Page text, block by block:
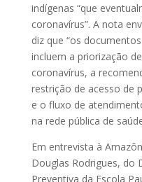
indígenas “que
coronavírus”. A nota
diz que “os
incluem a priorização
coronavírus, a
restrição de acesso de
e o fluxo de
na rede pública de
Em entrevista à
Douglas Rodrigues, do
Preventiva da Escola